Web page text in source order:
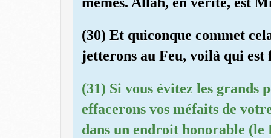
(30) Et quiconque commet
jetterons au Feu, voilà qui
(31) Si vous évitez les grands
effacerons vos méfaits de
dans un endroit honorable (le